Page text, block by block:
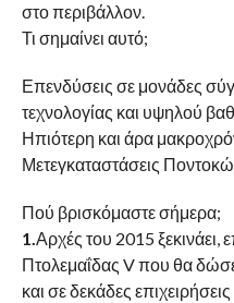
στο περιβάλλον.
Τι σημαίνει αυτό;
Επενδύσεις σε μονάδες
τεχνολογίας και υψηλού
Ηπιότερη και άρα
Μετεγκαταστάσεις
Πού βρισκόμαστε σήμερα;
1.Αρχές του 2015 ξεκινάει,
Πτολεμαΐδας V που θα
και σε δεκάδες